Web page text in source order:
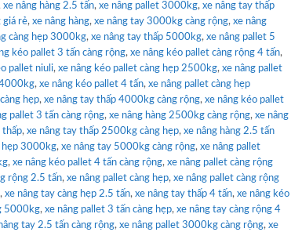
xe nâng hàng 2.5 tấn, xe nâng pallet 3000kg, xe nâng tay thấp
giá rẻ, xe nâng hàng, xe nâng tay 3000kg càng rộng, xe nâng
càng hẹp 3000kg, xe nâng tay thấp 5000kg, xe nâng pallet 5
kéo pallet 3 tấn càng rộng, xe nâng kéo pallet càng rộng 4 tấn,
pallet niuli, xe nâng kéo pallet càng hẹp 2500kg, xe nâng pallet
, xe nâng kéo pallet 4 tấn, xe nâng pallet càng hẹp
hẹp, xe nâng tay thấp 4000kg càng rộng, xe nâng kéo pallet
pallet 3 tấn càng rộng, xe nâng hàng 2500kg càng rộng, xe nâng
thấp, xe nâng tay thấp 2500kg càng hẹp, xe nâng hàng 2.5 tấn
hẹp 3000kg, xe nâng tay 5000kg càng rộng, xe nâng pallet
, xe nâng kéo pallet 4 tấn càng rộng, xe nâng pallet càng rộng
rộng 2.5 tấn, xe nâng pallet càng hẹp, xe nâng pallet càng rộng
, xe nâng tay càng hẹp 2.5 tấn, xe nâng tay thấp 4 tấn, xe nâng kéo
5000kg, xe nâng pallet 3 tấn càng hẹp, xe nâng tay càng rộng 4
tay 2.5 tấn càng rộng, xe nâng pallet 3000kg càng rộng, xe